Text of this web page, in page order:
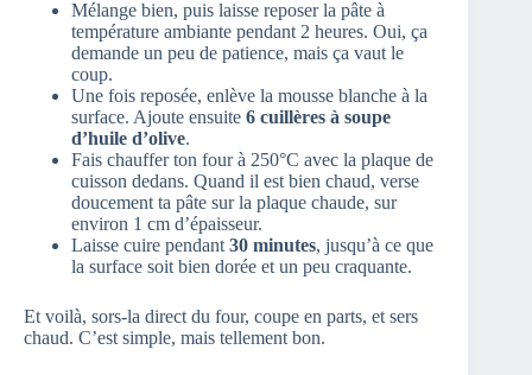
Mélange bien, puis laisse reposer la pâte à
température ambiante pendant 2 heures. Oui, ça
demande un peu de patience, mais ça vaut le
coup.
Une fois reposée, enlève la mousse blanche à la
surface. Ajoute ensuite 6 cuillères à soupe
d’huile d’olive.
Fais chauffer ton four à 250°C avec la plaque de
cuisson dedans. Quand il est bien chaud, verse
doucement ta pâte sur la plaque chaude, sur
environ 1 cm d’épaisseur.
Laisse cuire pendant 30 minutes, jusqu’à ce que
la surface soit bien dorée et un peu craquante.
Et voilà, sors-la direct du four, coupe en parts, et sers
chaud. C’est simple, mais tellement bon.